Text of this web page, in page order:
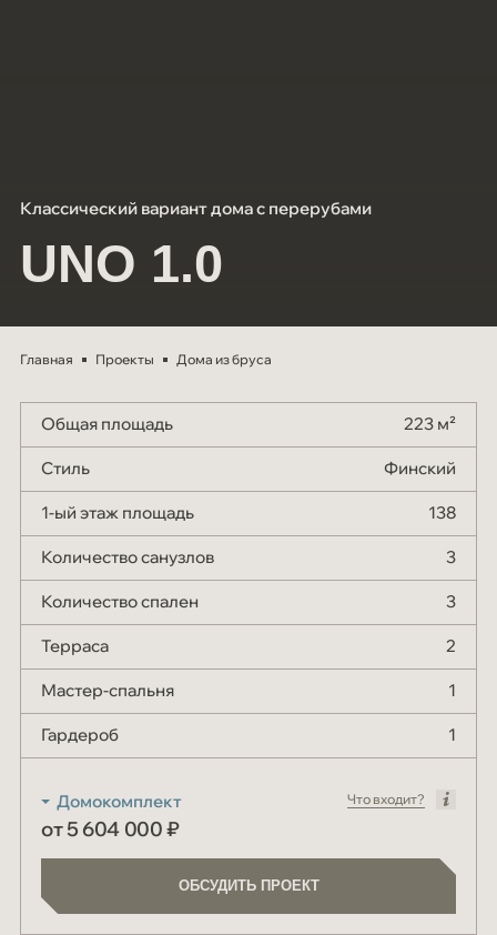
Классический вариант дома с перерубами
UNO 1.0
Главная Проекты Дома из бруса
Общая площадь 223 м²
Стиль Финский
1-ый этаж площадь 138
Количество санузлов 3
Количество спален 3
Терраса 2
Мастер-спальня 1
Гардероб 1
от 5 604 000 ₽
Что входит?
ОБСУДИТЬ ПРОЕКТ
ОБСУДИТЬ ПРОЕКТ